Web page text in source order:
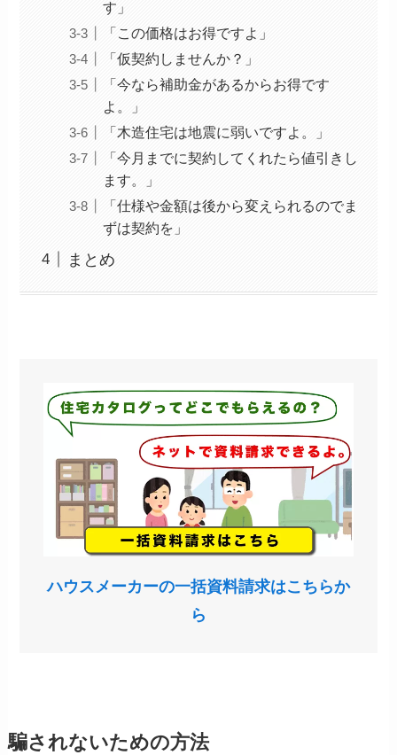
す」
「この価格はお得ですよ」
「仮契約しませんか？」
「今なら補助金があるからお得です
よ。」
「木造住宅は地震に弱いですよ。」
「今月までに契約してくれたら値引きし
ます。」
「仕様や金額は後から変えられるのでま
ずは契約を」
まとめ
ハウスメーカーの一括資料請求はこちらか
ら
騙されないための方法